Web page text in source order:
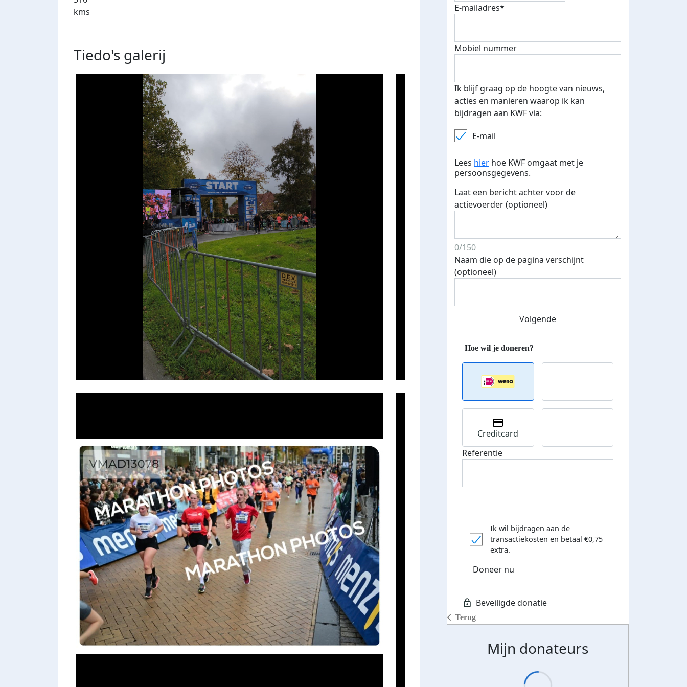
kms
Tiedo's galerij
E-mailadres*
Mobiel nummer
Ik blijf graag op de hoogte van nieuws,
acties en manieren waarop ik kan
bijdragen aan KWF via:
E-mail
Lees hier hoe KWF omgaat met je
persoonsgegevens.
Laat een bericht achter voor de
actievoerder (optioneel)
0/150
Naam die op de pagina verschijnt
(optioneel)
Volgende
Terug
Creditcard
Referentie
Ik wil bijdragen aan de
transactiekosten en betaal €0,75
extra.
Doneer nu
Mijn donateurs